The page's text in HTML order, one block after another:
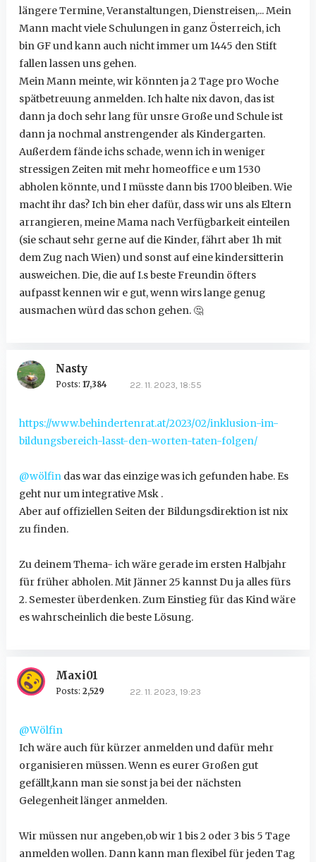
längere Termine, Veranstaltungen, Dienstreisen,... Mein
Mann macht viele Schulungen in ganz Österreich, ich
bin GF und kann auch nicht immer um 1445 den Stift
fallen lassen uns gehen.
Mein Mann meinte, wir könnten ja 2 Tage pro Woche
spätbetreuung anmelden. Ich halte nix davon, das ist
dann ja doch sehr lang für unsre Große und Schule ist
dann ja nochmal anstrengender als Kindergarten.
Außerdem fände ichs schade, wenn ich in weniger
stressigen Zeiten mit mehr homeoffice e um 1530
abholen könnte, und I müsste dann bis 1700 bleiben. Wie
macht ihr das? Ich bin eher dafür, dass wir uns als Eltern
arrangieren, meine Mama nach Verfügbarkeit einteilen
(sie schaut sehr gerne auf die Kinder, fährt aber 1h mit
dem Zug nach Wien) und sonst auf eine kindersitterin
ausweichen. Die, die auf I.s beste Freundin öfters
aufpasst kennen wir e gut, wenn wirs lange genug
ausmachen würd das schon gehen.🤔
Nasty
Posts: 17,384 22. 11. 2023, 18:55
https://www.behindertenrat.at/2023/02/inklusion-im-
bildungsbereich-lasst-den-worten-taten-folgen/
@wölfindas war das einzige was ich gefunden habe. Es
geht nur um integrative Msk .
Aber auf offiziellen Seiten der Bildungsdirektion ist nix
zu finden.
Zu deinem Thema- ich wäre gerade im ersten Halbjahr
für früher abholen. Mit Jänner 25 kannst Du ja alles fürs
2. Semester überdenken. Zum Einstieg für das Kind wäre
es wahrscheinlich die beste Lösung.
Maxi01
Posts: 2,529 22. 11. 2023, 19:23
@Wölfin
Ich wäre auch für kürzer anmelden und dafür mehr
organisieren müssen. Wenn es eurer Großen gut
gefällt,kann man sie sonst ja bei der nächsten
Gelegenheit länger anmelden.
Wir müssen nur angeben,ob wir 1 bis 2 oder 3 bis 5 Tage
anmelden wollen. Dann kann man flexibel für jeden Tag